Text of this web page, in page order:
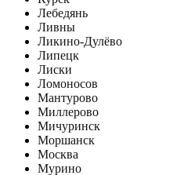
Лебедянь
Ливны
Ликино-Дулёво
Липецк
Лиски
Ломоносов
Мантурово
Миллерово
Мичуринск
Моршанск
Москва
Мурино